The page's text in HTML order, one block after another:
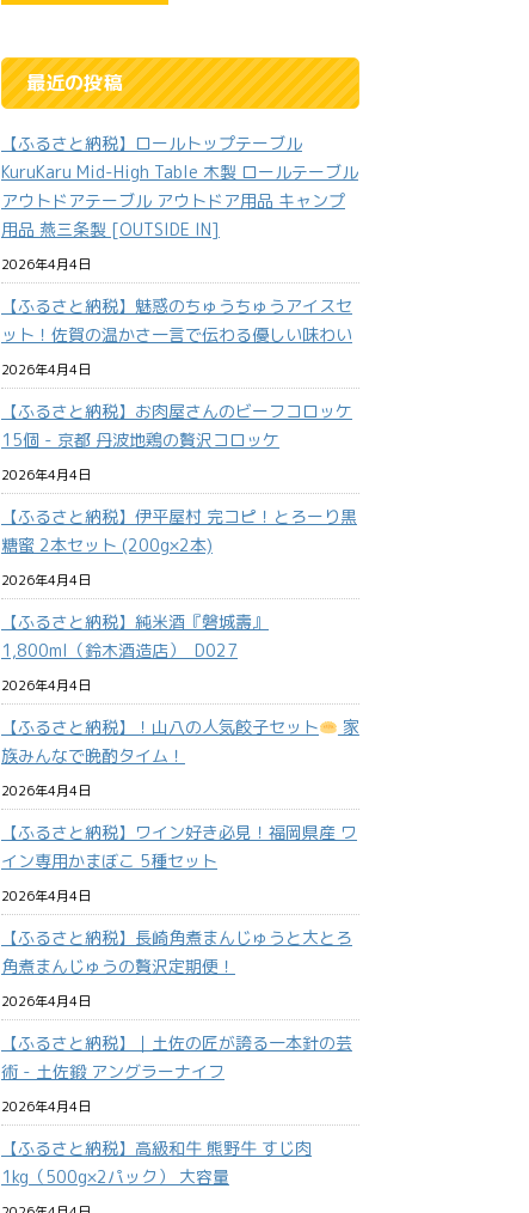
最近の投稿
【ふるさと納税】ロールトップテーブル
KuruKaru Mid-High Table 木製 ロールテーブル
アウトドアテーブル アウトドア用品 キャンプ
用品 燕三条製 [OUTSIDE IN]
2026年4月4日
【ふるさと納税】魅惑のちゅうちゅうアイスセ
ット！佐賀の温かさ一言で伝わる優しい味わい
2026年4月4日
【ふるさと納税】お肉屋さんのビーフコロッケ
15個 - 京都 丹波地鶏の贅沢コロッケ
2026年4月4日
【ふるさと納税】伊平屋村 完コピ！とろーり黒
糖蜜 2本セット (200g×2本)
2026年4月4日
【ふるさと納税】純米酒『磐城壽』
1,800ml（鈴木酒造店）_D027
2026年4月4日
【ふるさと納税】！山八の人気餃子セット
家
族みんなで晩酌タイム！
2026年4月4日
【ふるさと納税】ワイン好き必見！福岡県産 ワ
イン専用かまぼこ 5種セット
2026年4月4日
【ふるさと納税】長崎角煮まんじゅうと大とろ
角煮まんじゅうの贅沢定期便！
2026年4月4日
【ふるさと納税】｜土佐の匠が誇る一本針の芸
術 - 土佐鍛 アングラーナイフ
2026年4月4日
【ふるさと納税】高級和牛 熊野牛 すじ肉
1kg（500g×2パック） 大容量